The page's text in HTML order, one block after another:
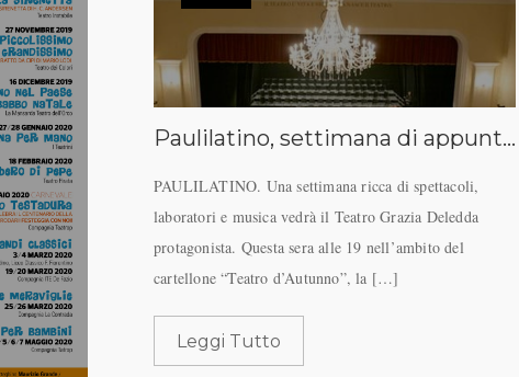
Paulilatino, settimana di appuntamenti al Grazia Deledda
PAULILATINO. Una settimana ricca di spettacoli,
laboratori e musica vedrà il Teatro Grazia Deledda
protagonista. Questa sera alle 19 nell’ambito del
cartellone “Teatro d’Autunno”, la […]
Leggi Tutto